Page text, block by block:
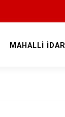
MAHALLİ